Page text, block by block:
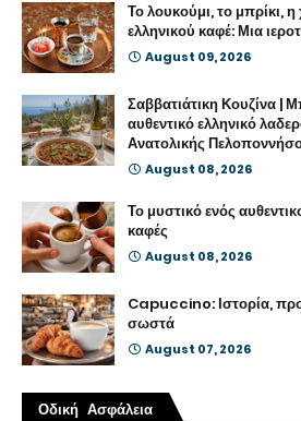
Το λουκούμι, το μπρίκι,
ελληνικού καφέ: Μια
August 09, 2026
Σαββατιάτικη Κουζίνα |
αυθεντικό ελληνικό
Ανατολικής
August 08, 2026
Το μυστικό ενός
καφές
August 08, 2026
Capuccino: Ιστορία,
σωστά
August 07, 2026
Οδική Ασφάλεια